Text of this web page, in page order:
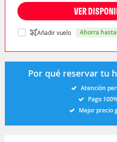
VER
Añadir vuelo ahorra
Por qué reservar tu
Atención
Pago
Mejor precio